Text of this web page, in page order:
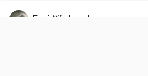
ErwinWarbroek